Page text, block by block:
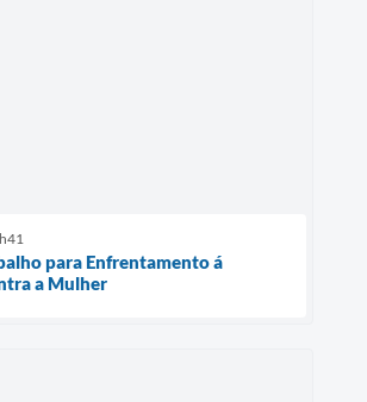
para Enfrentamento á
a Mulher